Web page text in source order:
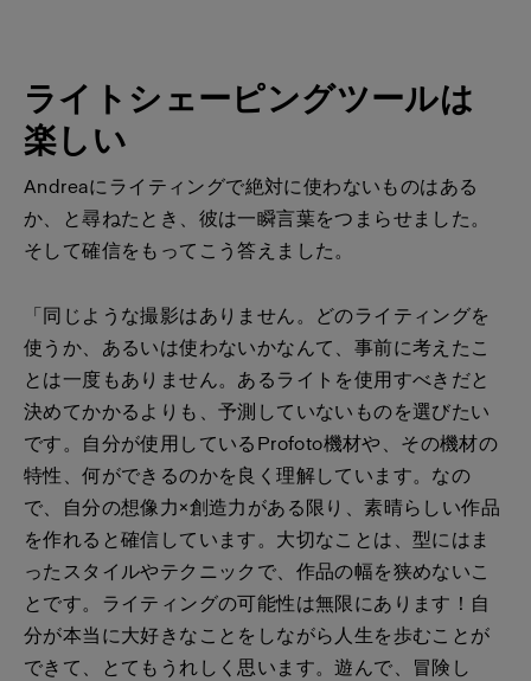
ライトシェーピングツールは
楽しい
Andreaにライティングで絶対に使わないものはある
か、と尋ねたとき、彼は一瞬言葉をつまらせました。
そして確信をもってこう答えました。
「同じような撮影はありません。どのライティングを
使うか、あるいは使わないかなんて、事前に考えたこ
とは一度もありません。あるライトを使用すべきだと
決めてかかるよりも、予測していないものを選びたい
です。自分が使用しているProfoto機材や、その機材の
特性、何ができるのかを良く理解しています。なの
で、自分の想像力×創造力がある限り、素晴らしい作品
を作れると確信しています。大切なことは、型にはま
ったスタイルやテクニックで、作品の幅を狭めないこ
とです。ライティングの可能性は無限にあります！自
分が本当に大好きなことをしながら人生を歩むことが
できて、とてもうれしく思います。遊んで、冒険し